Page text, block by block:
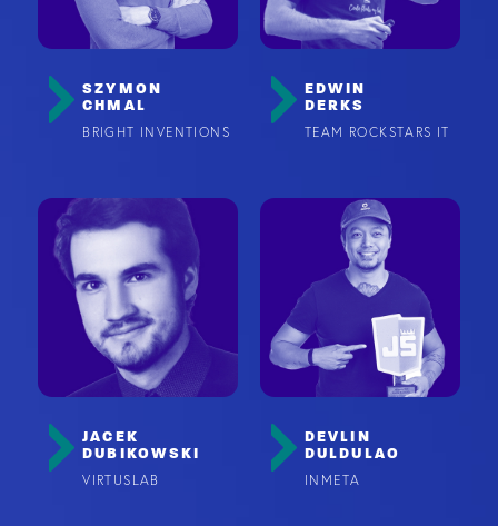
SZYMON
CHMAL
BRIGHT INVENTIONS
EDWIN
DERKS
TEAM ROCKSTARS IT
JACEK
DUBIKOWSKI
VIRTUSLAB
DEVLIN
DULDULAO
INMETA